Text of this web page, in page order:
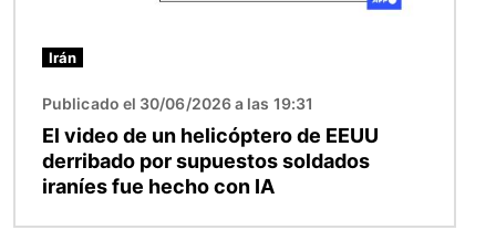
Irán
Publicado el 30/06/2026 a las 19:31
El video de un helicóptero de EEUU
derribado por supuestos soldados
iraníes fue hecho con IA